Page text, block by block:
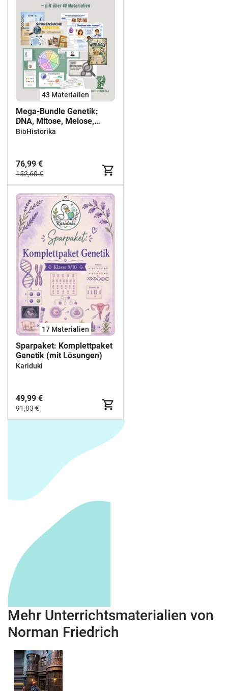
43 Materialien
Mega-Bundle Genetik:
DNA, Mitose, Meiose,
Mendel,
Materialien
BioHistorika
76,99 €
152,60 €
17 Materialien
Sparpaket: Komplettpaket
Genetik (mit Lösungen)
Kariduki
49,99 €
91,83 €
Mehr Unterrichtsmaterialien von
Norman Friedrich